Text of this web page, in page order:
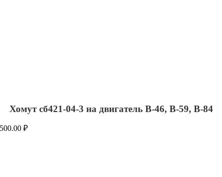
Хомут сб421-04-3 на двигатель В-46, В-59, В-84
500.00₽